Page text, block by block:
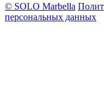
© SOLO Marbella
персональных данных